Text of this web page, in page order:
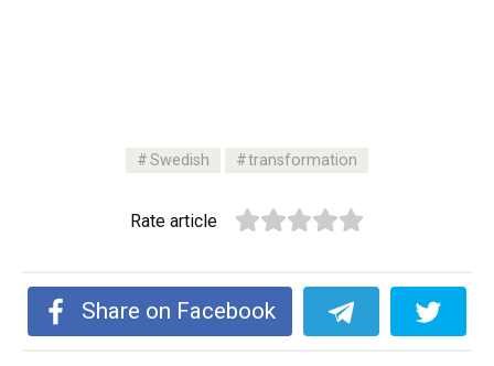
Swedish transformation
Rate article
Share on Facebook